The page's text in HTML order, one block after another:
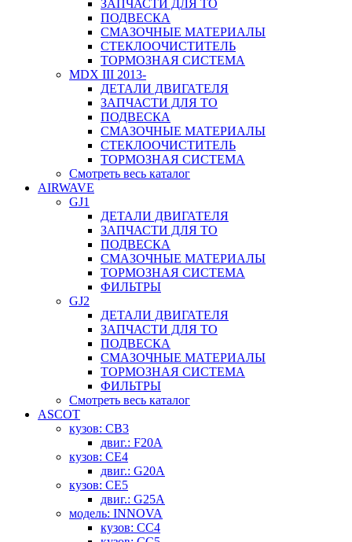
ЗАПЧАСТИ ДЛЯ ТО
ПОДВЕСКА
СМАЗОЧНЫЕ МАТЕРИАЛЫ
СТЕКЛООЧИСТИТЕЛЬ
ТОРМОЗНАЯ СИСТЕМА
MDX III 2013-
ДЕТАЛИ ДВИГАТЕЛЯ
ЗАПЧАСТИ ДЛЯ ТО
ПОДВЕСКА
СМАЗОЧНЫЕ МАТЕРИАЛЫ
СТЕКЛООЧИСТИТЕЛЬ
ТОРМОЗНАЯ СИСТЕМА
Смотреть весь каталог
AIRWAVE
GJ1
ДЕТАЛИ ДВИГАТЕЛЯ
ЗАПЧАСТИ ДЛЯ ТО
ПОДВЕСКА
СМАЗОЧНЫЕ МАТЕРИАЛЫ
ТОРМОЗНАЯ СИСТЕМА
ФИЛЬТРЫ
GJ2
ДЕТАЛИ ДВИГАТЕЛЯ
ЗАПЧАСТИ ДЛЯ ТО
ПОДВЕСКА
СМАЗОЧНЫЕ МАТЕРИАЛЫ
ТОРМОЗНАЯ СИСТЕМА
ФИЛЬТРЫ
Смотреть весь каталог
ASCOT
кузов: CB3
двиг.: F20A
кузов: CE4
двиг.: G20A
кузов: CE5
двиг.: G25A
модель: INNOVA
кузов: CC4